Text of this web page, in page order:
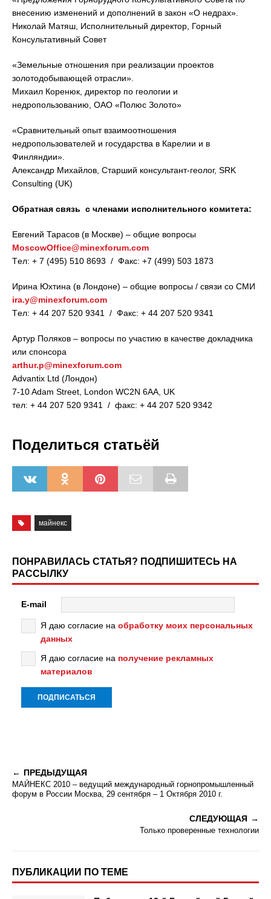
внесению изменений и дополнений в закон «О недрах».
Николай Матяш, Исполнительный директор, Горный
Консультативный Совет
«Земельные отношения при реализации проектов
золотодобывающей отрасли».
Михаил Коренюк, директор по геологии и
недропользованию, ОАО «Полюс Золото»
«Сравнительный опыт взаимоотношения
недропользователей и государства в Карелии и в
Финляндии».
Александр Михайлов, Старший консультант-геолог, SRK
Consulting (UK)
Обратная связь с членами исполнительного комитета:
Евгений Тарасов (в Москве) – общие вопросы
MoscowOffice@minexforum.com
Tел: + 7 (495) 510 8693 / Факс: +7 (499) 503 1873
Ирина Юхтина (в Лондоне) – общие вопросы / связи со СМИ
ira.y@minexforum.com
Tел: + 44 207 520 9341 / Факс: + 44 207 520 9341
Артур Поляков – вопросы по участию в качестве докладчика
или спонсора
arthur.p@minexforum.com
Advantix Ltd (Лондон)
7-10 Adam Street, London WC2N 6AA, UK
тел: + 44 207 520 9341 / факс: + 44 207 520 9342
Поделиться статьёй
майнекс
ПОНРАВИЛАСЬ СТАТЬЯ? ПОДПИШИТЕСЬ НА
РАССЫЛКУ
E-mail
Я даю согласие на обработку моих персональных
данных
Я даю согласие на получение рекламных
материалов
ПРЕДЫДУЩАЯ
МАЙНЕКС 2010 – ведущий международный горнопромышленный
форум в России Москва, 29 сентября – 1 Октября 2010 г.
СЛЕДУЮЩАЯ
Только проверенные технологии
ПУБЛИКАЦИИ ПО ТЕМЕ